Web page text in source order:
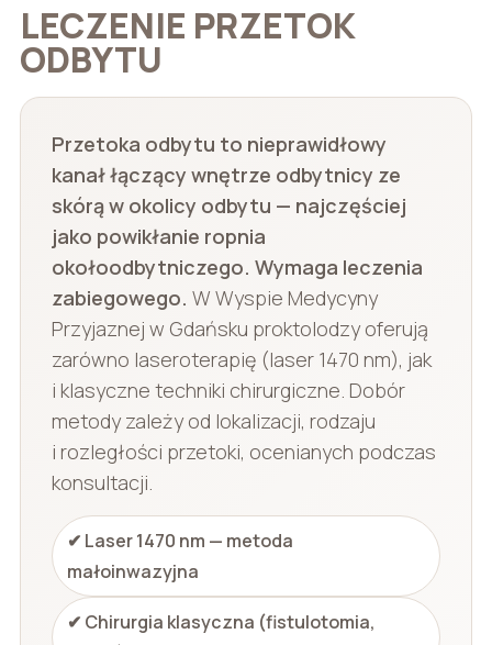
LECZENIE PRZETOK
ODBYTU
Przetoka odbytu to nieprawidłowy
kanał łączący wnętrze odbytnicy ze
skórą w okolicy odbytu — najczęściej
jako powikłanie ropnia
okołoodbytniczego. Wymaga leczenia
zabiegowego. W Wyspie Medycyny
Przyjaznej w Gdańsku proktolodzy oferują
zarówno laseroterapię (laser 1470 nm), jak
i klasyczne techniki chirurgiczne. Dobór
metody zależy od lokalizacji, rodzaju
i rozległości przetoki, ocenianych podczas
konsultacji.
✔ Laser 1470 nm — metoda
małoinwazyjna
✔ Chirurgia klasyczna (fistulotomia,